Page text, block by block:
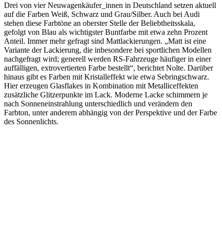
Drei von vier Neuwagenkäufer_innen in Deutschland setzen aktuell
auf die Farben Weiß, Schwarz und Grau/Silber. Auch bei Audi
stehen diese Farbtöne an oberster Stelle der Beliebtheitsskala,
gefolgt von Blau als wichtigster Buntfarbe mit etwa zehn Prozent
Anteil. Immer mehr gefragt sind Mattlackierungen. „Matt ist eine
Variante der Lackierung, die inbesondere bei sportlichen Modellen
nachgefragt wird; generell werden RS-Fahrzeuge häufiger in einer
auffälligen, extrovertierten Farbe bestellt“, berichtet Nolte. Darüber
hinaus gibt es Farben mit Kristalleffekt wie etwa Sebringschwarz.
Hier erzeugen Glasflakes in Kombination mit Metalliceffekten
zusätzliche Glitzerpunkte im Lack. Moderne Lacke schimmern je
nach Sonneneinstrahlung unterschiedlich und verändern den
Farbton, unter anderem abhängig von der Perspektive und der Farbe
des Sonnenlichts.